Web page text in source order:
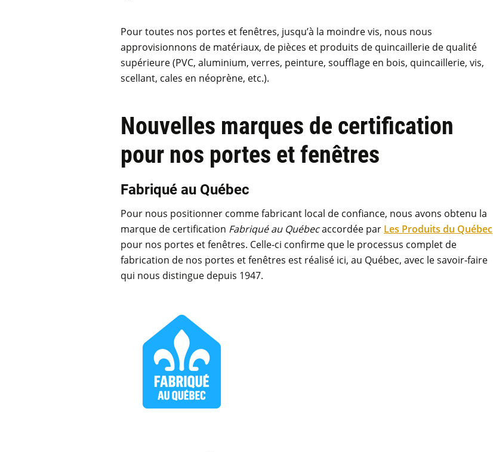
Pour toutes nos portes et fenêtres, jusqu’à la moindre vis, nous nous
approvisionnons de matériaux, de pièces et produits de quincaillerie de qualité
supérieure (PVC, aluminium, verres, peinture, soufflage en bois, quincaillerie, vis,
scellant, cales en néoprène, etc.).
Nouvelles marques de certification
pour nos portes et fenêtres
Fabriqué au Québec
Pour nous positionner comme fabricant local de confiance, nous avons obtenu la
marque de certification Fabriqué au Québecaccordée par Les Produits du Québec
pour nos portes et fenêtres. Celle‑ci confirme que le processus complet de
fabrication de nos portes et fenêtres est réalisé ici, au Québec, avec le savoir‑faire
qui nous distingue depuis 1947.